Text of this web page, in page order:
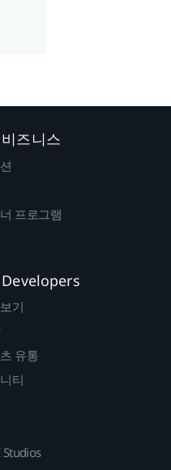
즈니스
프로그램
Developers
기
유통
티
Studios